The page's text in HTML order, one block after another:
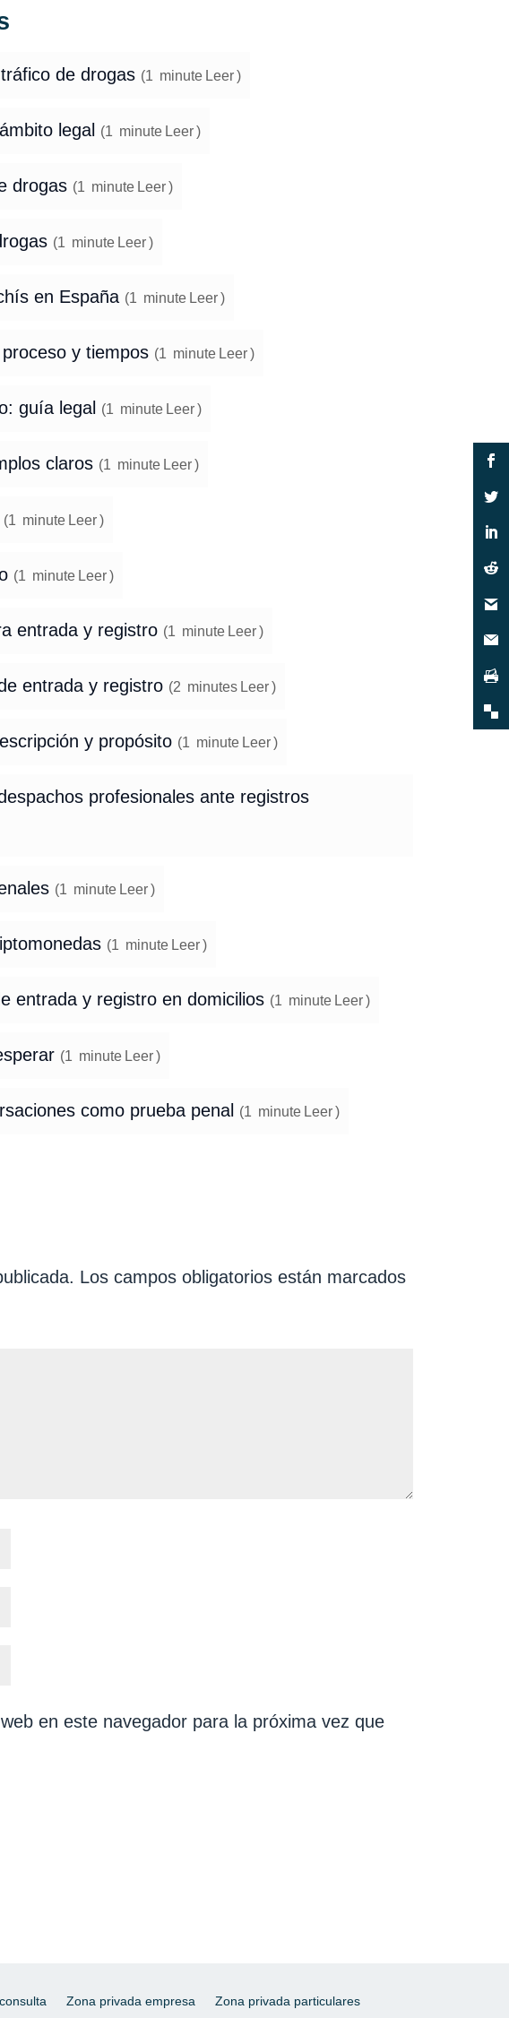
de drogas (1 minute Leer )
legal (1 minute Leer )
drogas (1 minute Leer )
(1 minute Leer )
en España (1 minute Leer )
y tiempos (1 minute Leer )
guía legal (1 minute Leer )
claros (1 minute Leer )
(1 minute Leer )
(1 minute Leer )
entrada y registro (1 minute Leer )
entrada y registro (2 minutes Leer )
y propósito (1 minute Leer )
profesionales ante registros
(1 minute Leer )
(1 minute Leer )
entrada y registro en domicilios (1 minute Leer )
(1 minute Leer )
como prueba penal (1 minute Leer )
Los campos obligatorios están marcados
en este navegador para la próxima vez que
Zona privada empresa Zona privada particulares